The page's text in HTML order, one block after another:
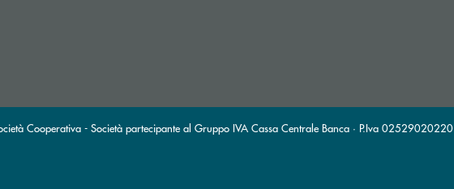
elettronica)
elettronica)
Cooperativa - Società partecipante al Gruppo IVA Cassa Centrale Banca · P.Iva 02529020220